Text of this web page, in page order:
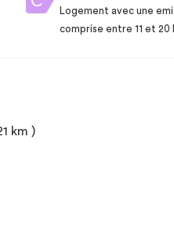
Logement avec une
comprise entre 11 et 20
km )